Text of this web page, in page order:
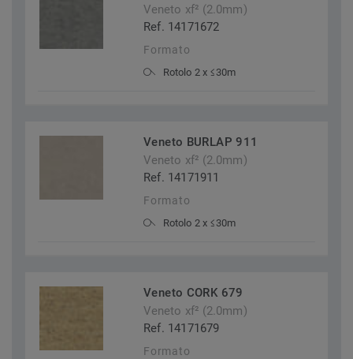
Veneto xf² (2.0mm)
Ref. 14171672
Formato
Rotolo 2 x ≤30m
Veneto BURLAP 911
Veneto xf² (2.0mm)
Ref. 14171911
Formato
Rotolo 2 x ≤30m
Veneto CORK 679
Veneto xf² (2.0mm)
Ref. 14171679
Formato